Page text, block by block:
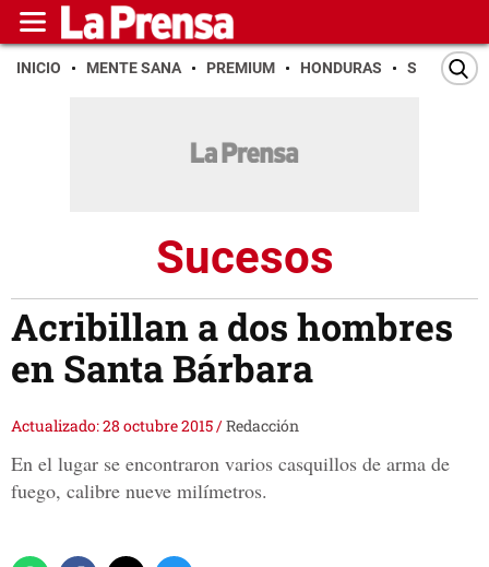
INICIO MENTE SANA PREMIUM HONDURAS SAN PEDRO
Sucesos
Acribillan a dos hombres
en Santa Bárbara
Actualizado: 28 octubre 2015/Redacción
En el lugar se encontraron varios casquillos de arma de
fuego, calibre nueve milímetros.